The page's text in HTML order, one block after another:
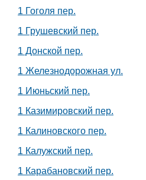
1 Гоголя пер.
1 Грушевский пер.
1 Донской пер.
1 Железнодорожная ул.
1 Июньский пер.
1 Казимировский пер.
1 Калиновского пер.
1 Калужский пер.
1 Карабановский пер.